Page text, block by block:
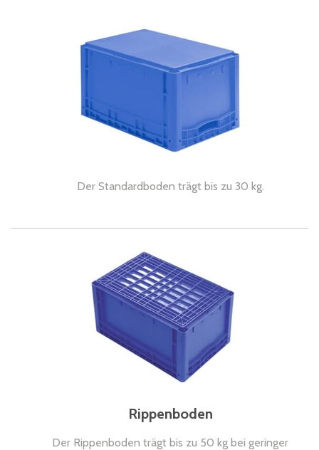
Der Standardboden trägt bis zu 30 kg.
Rippenboden
Der Rippenboden trägt bis zu 50 kg bei geringer